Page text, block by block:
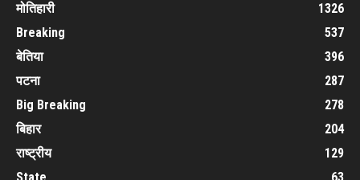
मोतिहारी
1326
Breaking
537
बेतिया
396
पटना
287
Big Breaking
278
बिहार
204
राष्ट्रीय
129